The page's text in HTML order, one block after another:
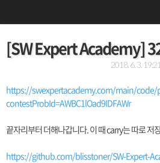
[SW Expert Academy]
2018. 6. 3. 19:21,
https://swexpertacademy.com/main/
contestProbId=AWBC1lOad9IDFAWr
끝자리부터 더해나갑니다. 이 때 carry는 따로 저
https://github.com/blisstoner/SW-Expert-